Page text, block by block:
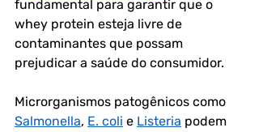
fundamental para garantir que o
whey protein esteja livre de
contaminantes que possam
prejudicar a saúde do consumidor.
Microrganismos patogênicos como
Salmonella, E. coli e Listeria podem